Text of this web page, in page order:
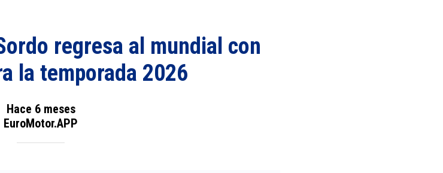
regresa al mundial con
la temporada 2026
Hace 6 meses
EuroMotor.APP